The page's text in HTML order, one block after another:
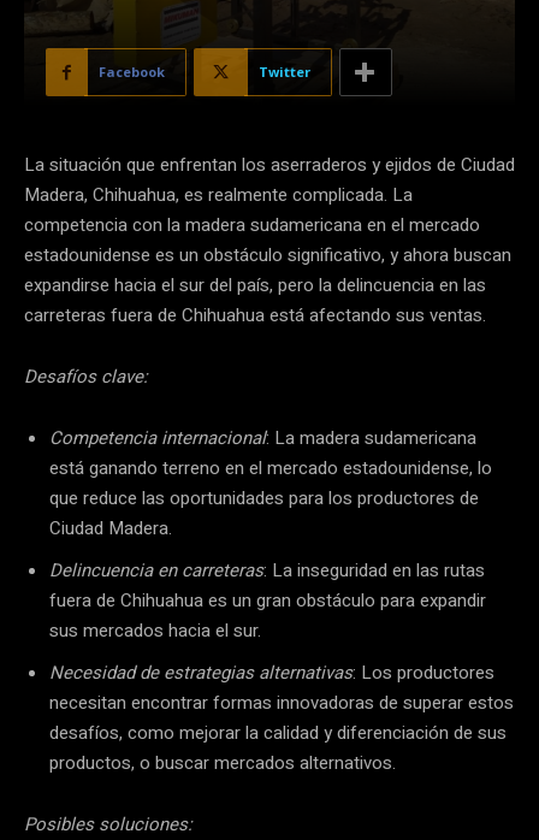
Facebook Twitter
La situación que enfrentan los aserraderos y ejidos de Ciudad
Madera, Chihuahua, es realmente complicada. La
competencia con la madera sudamericana en el mercado
estadounidense es un obstáculo significativo, y ahora buscan
expandirse hacia el sur del país, pero la delincuencia en las
carreteras fuera de Chihuahua está afectando sus ventas.
Desafíos clave:
Competencia internacional: La madera sudamericana
está ganando terreno en el mercado estadounidense, lo
que reduce las oportunidades para los productores de
Ciudad Madera.
Delincuencia en carreteras: La inseguridad en las rutas
fuera de Chihuahua es un gran obstáculo para expandir
sus mercados hacia el sur.
Necesidad de estrategias alternativas: Los productores
necesitan encontrar formas innovadoras de superar estos
desafíos, como mejorar la calidad y diferenciación de sus
productos, o buscar mercados alternativos.
Posibles soluciones: